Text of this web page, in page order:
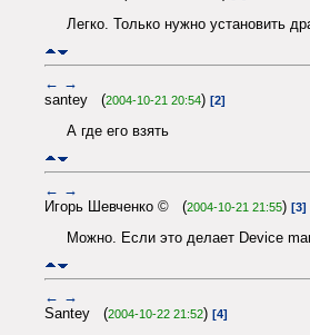
Легко. Только нужно установить
← →
santey (2004-10-21 20:54) [2]
А где его взять
← →
Игорь Шевченко © (2004-10-21 21:55) [3]
Можно. Если это делает Device
← →
Santey (2004-10-22 21:52) [4]